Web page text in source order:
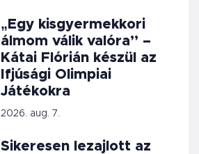
„Egy kisgyermekkori
álmom válik valóra” –
Kátai Flórián készül az
Ifjúsági Olimpiai
Játékokra
2026. aug. 7.
Sikeresen lezajlott az